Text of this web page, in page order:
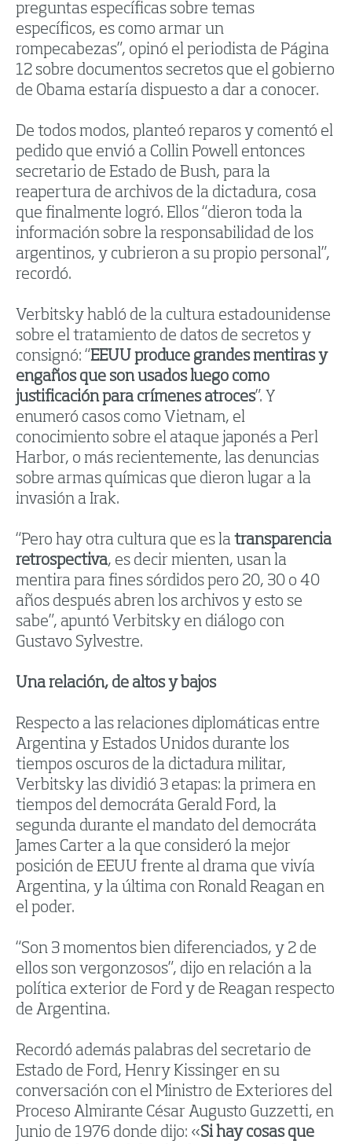
preguntas específicas sobre temas
específicos, es como armar un
rompecabezas”, opinó el periodista de Página
12 sobre documentos secretos que el gobierno
de Obama estaría dispuesto a dar a conocer.
De todos modos, planteó reparos y comentó el
pedido que envió a Collin Powell entonces
secretario de Estado de Bush, para la
reapertura de archivos de la dictadura, cosa
que finalmente logró. Ellos “dieron toda la
información sobre la responsabilidad de los
argentinos, y cubrieron a su propio personal”,
recordó.
Verbitsky habló de la cultura estadounidense
sobre el tratamiento de datos de secretos y
consignó: “EEUU produce grandes mentiras y
engaños que son usados luego como
justificación para crímenes atroces”. Y
enumeró casos como Vietnam, el
conocimiento sobre el ataque japonés a Perl
Harbor, o más recientemente, las denuncias
sobre armas químicas que dieron lugar a la
invasión a Irak.
“Pero hay otra cultura que es la transparencia
retrospectiva, es decir mienten, usan la
mentira para fines sórdidos pero 20, 30 o 40
años después abren los archivos y esto se
sabe”, apuntó Verbitsky en diálogo con
Gustavo Sylvestre.
Una relación, de altos y bajos
Respecto a las relaciones diplomáticas entre
Argentina y Estados Unidos durante los
tiempos oscuros de la dictadura militar,
Verbitsky las dividió 3 etapas: la primera en
tiempos del democráta Gerald Ford, la
segunda durante el mandato del democráta
James Carter a la que consideró la mejor
posición de EEUU frente al drama que vivía
Argentina, y la última con Ronald Reagan en
el poder.
“Son 3 momentos bien diferenciados, y 2 de
ellos son vergonzosos”, dijo en relación a la
política exterior de Ford y de Reagan respecto
de Argentina.
Recordó además palabras del secretario de
Estado de Ford, Henry Kissinger en su
conversación con el Ministro de Exteriores del
Proceso Almirante César Augusto Guzzetti, en
Junio de 1976 donde dijo: «Si hay cosas que